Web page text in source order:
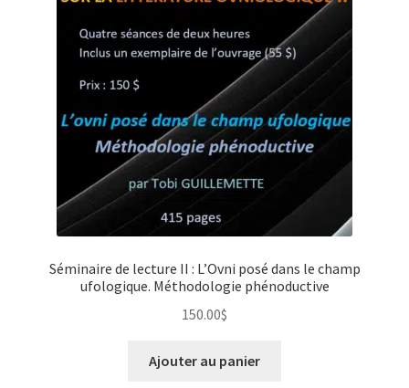
Séminaire de lecture II : L’Ovni posé dans le champ
ufologique. Méthodologie phénoductive
150.00$
Ajouter au panier